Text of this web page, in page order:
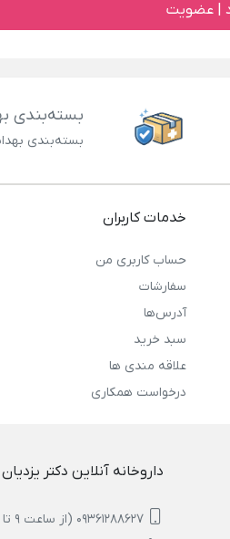
| عضویت
بسته‌بندی
بسته‌بندی
خدمات کاربران
حساب کاربری من
سفارشات
آدرس‌ها
سبد خرید
علاقه مندی ها
درخواست همکاری
داروخانه آنلاین دکتر یزدیان
09361288627 (از ساعت 9 تا 17)